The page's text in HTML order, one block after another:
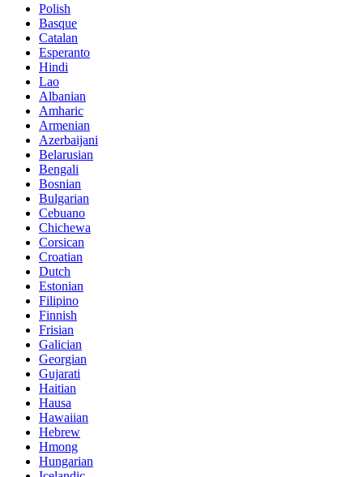
Polish
Basque
Catalan
Esperanto
Hindi
Lao
Albanian
Amharic
Armenian
Azerbaijani
Belarusian
Bengali
Bosnian
Bulgarian
Cebuano
Chichewa
Corsican
Croatian
Dutch
Estonian
Filipino
Finnish
Frisian
Galician
Georgian
Gujarati
Haitian
Hausa
Hawaiian
Hebrew
Hmong
Hungarian